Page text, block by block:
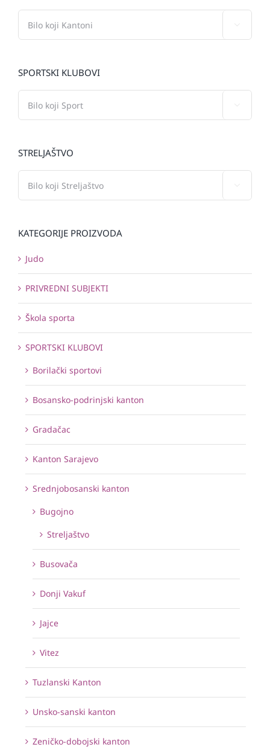
SPORTSKI KLUBOVI
STRELJAŠTVO
KATEGORIJE PROIZVODA
Judo
PRIVREDNI SUBJEKTI
Škola sporta
SPORTSKI KLUBOVI
Borilački sportovi
Bosansko-podrinjski kanton
Gradačac
Kanton Sarajevo
Srednjobosanski kanton
Bugojno
Streljaštvo
Busovača
Donji Vakuf
Jajce
Vitez
Tuzlanski Kanton
Unsko-sanski kanton
Zeničko-dobojski kanton